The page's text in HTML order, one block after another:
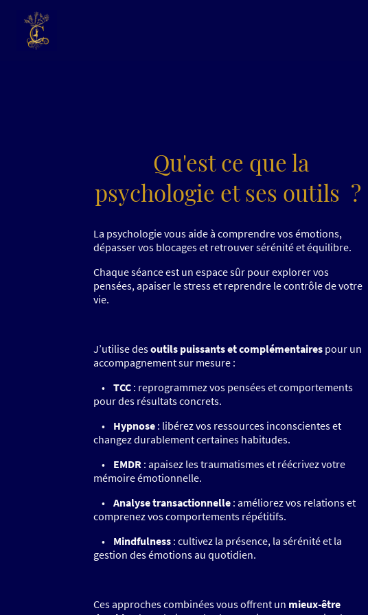
Qu'est ce que la
psychologie et ses outils ?
La psychologie vous aide à comprendre vos émotions,
dépasser vos blocages et retrouver sérénité et équilibre.
Chaque séance est un espace sûr pour explorer vos
pensées, apaiser le stress et reprendre le contrôle de votre
vie.
J’utilise desoutils puissants et complémentaires pour un
accompagnement sur mesure :
• TCC : reprogrammez vos pensées et comportements
pour des résultats concrets.
• Hypnose : libérez vos ressources inconscientes et
changez durablement certaines habitudes.
• EMDR : apaisez les traumatismes et réécrivez votre
mémoire émotionnelle.
• Analyse transactionnelle : améliorez vos relations et
comprenez vos comportements répétitifs.
• Mindfulness : cultivez la présence, la sérénité et la
gestion des émotions au quotidien.
Ces approches combinées vous offrent un mieux-être